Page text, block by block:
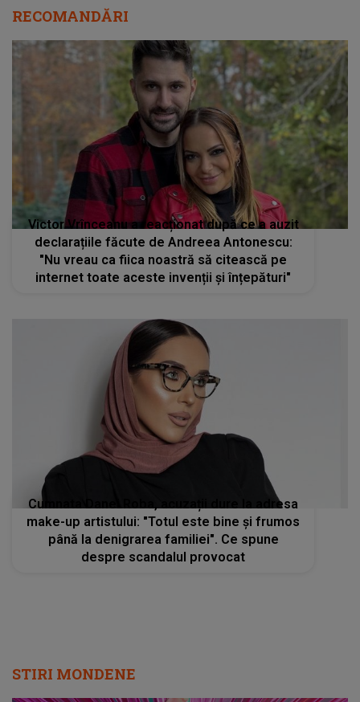
Victor Vrînceanu a reacționat după ce a auzit
declarațiile făcute de Andreea Antonescu:
"Nu vreau ca fiica noastră să citească pe
internet toate aceste invenții și înțepături"
Cumnata Danei Roba, acuzații dure la adresa
make-up artistului: "Totul este bine și frumos
până la denigrarea familiei". Ce spune
despre scandalul provocat
STIRI MONDENE